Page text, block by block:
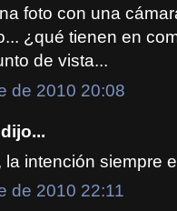
foto con una
¿qué tienen en
de vista...
de 2010 20:08
dijo...
la intención siempre
de 2010 22:11